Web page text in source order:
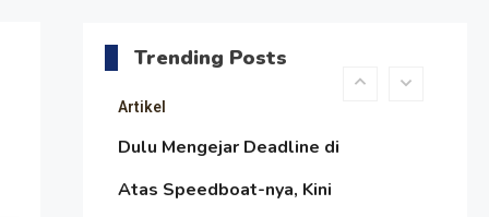
Trending Posts
Melambai, Upaya
Ronggeng Paser Melawan
Arus Zaman Popular
Artikel
Dulu Mengejar Deadline di
Atas Speedboat-nya, Kini